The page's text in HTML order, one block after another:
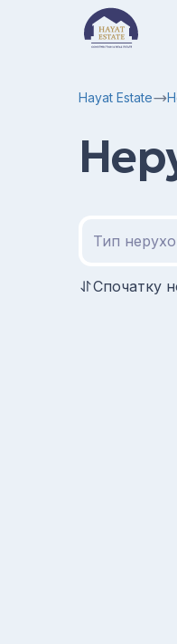
Hayat Estate
Тип
Спочатку